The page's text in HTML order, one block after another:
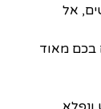
אל
בכם מאוד